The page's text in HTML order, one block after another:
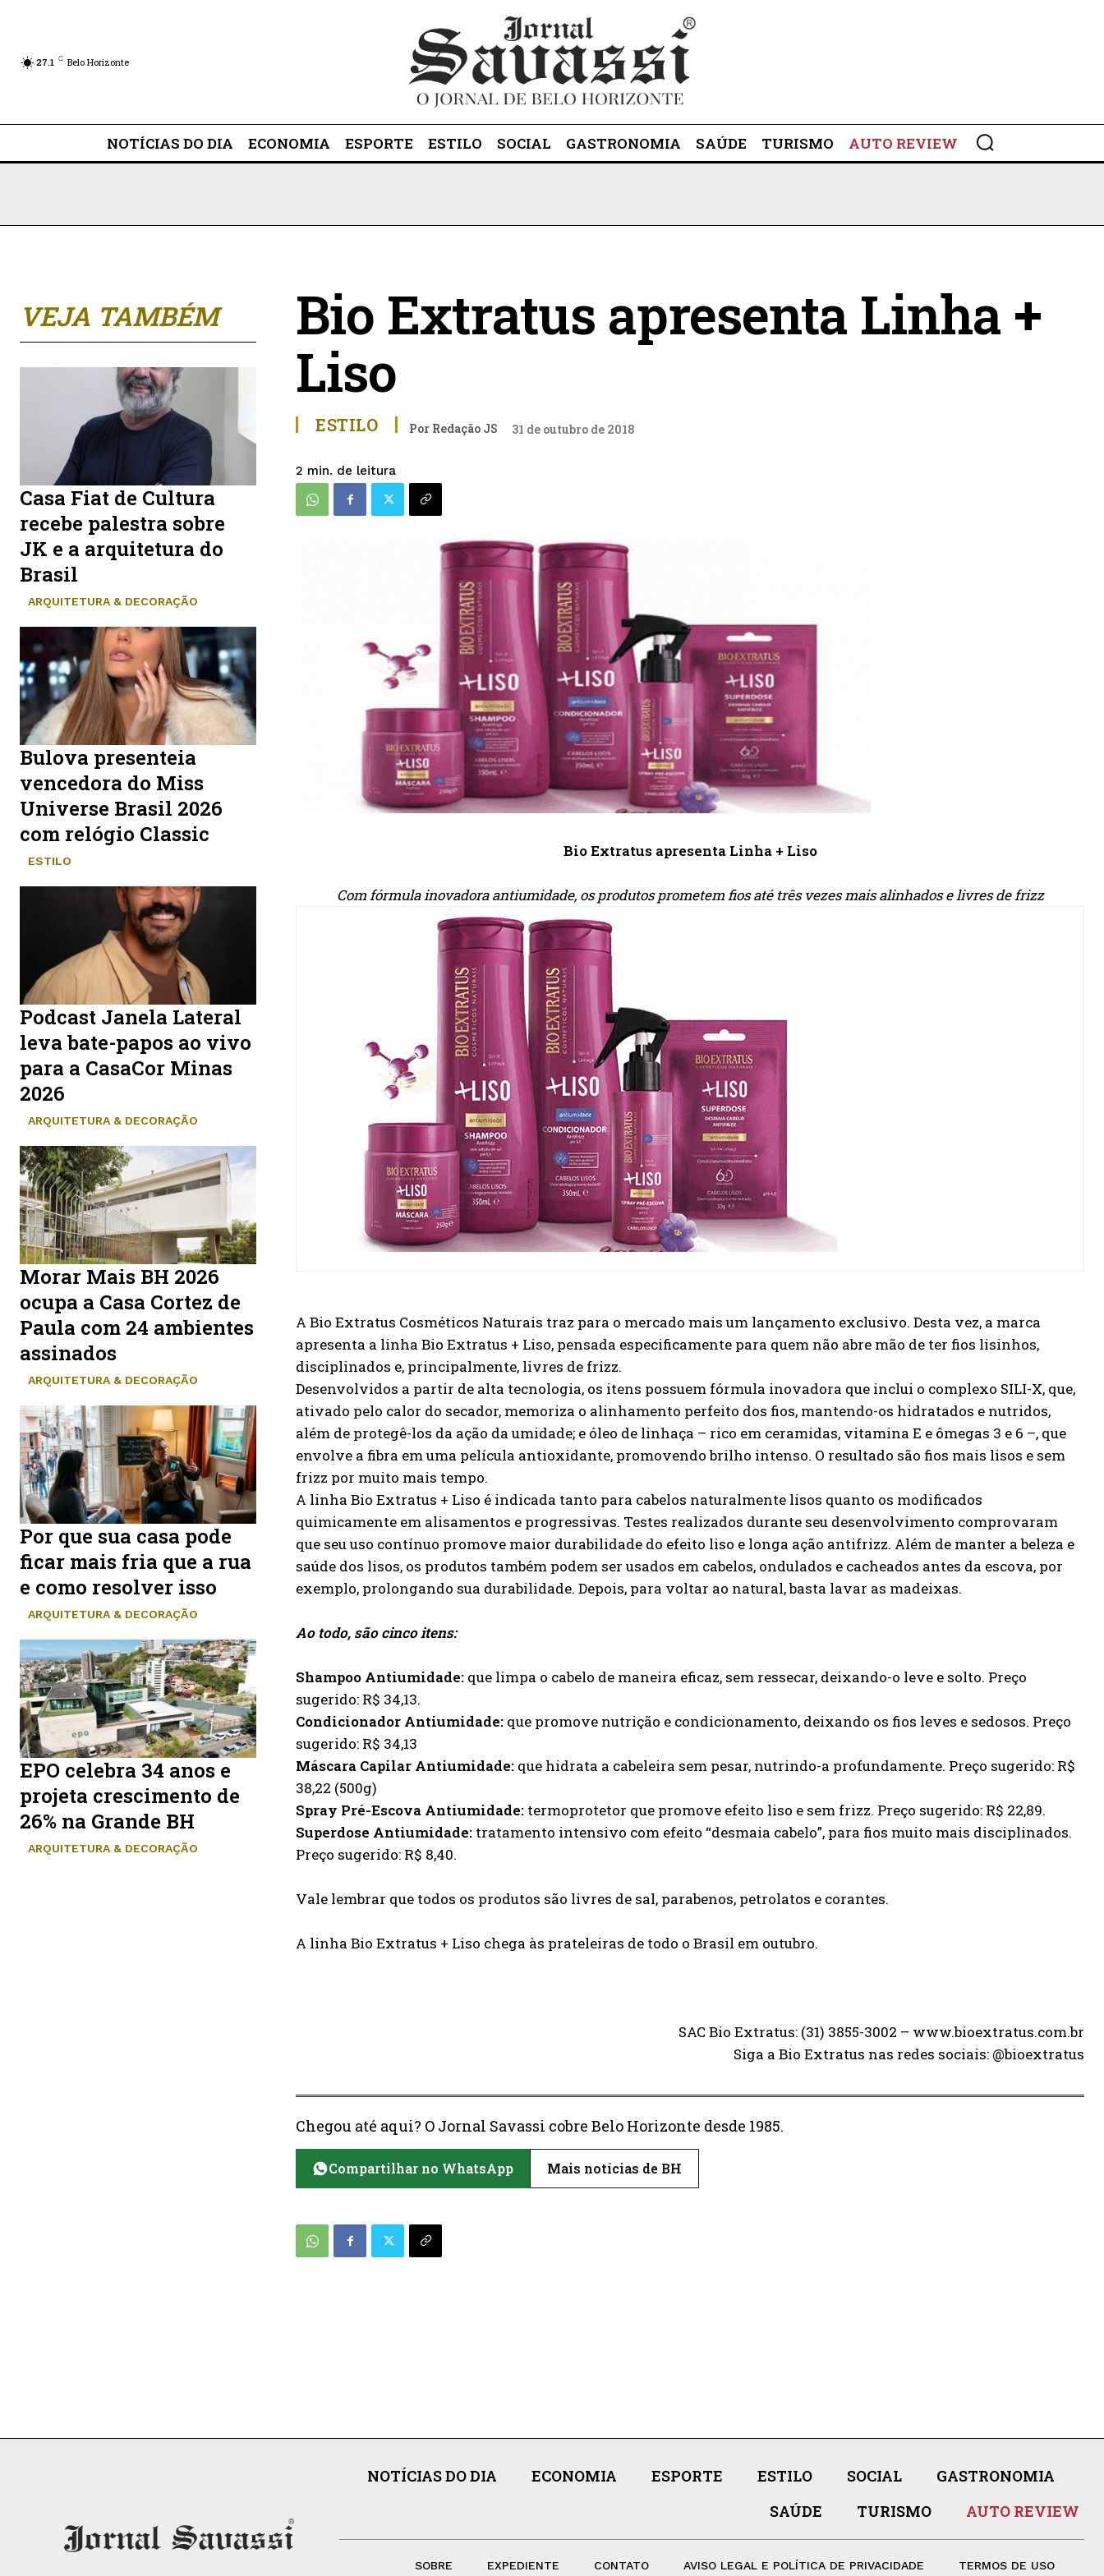
27.1 C Belo Horizonte
NOTÍCIAS DO DIA ECONOMIA ESPORTE ESTILO SOCIAL GASTRONOMIA SAÚDE TURISMO AUTO REVIEW
VEJA TAMBÉM
Casa Fiat de Cultura
recebe palestra sobre
JK e a arquitetura do
Brasil
ARQUITETURA & DECORAÇÃO
Bulova presenteia
vencedora do Miss
Universe Brasil 2026
com relógio Classic
ESTILO
Podcast Janela Lateral
leva bate-papos ao vivo
para a CasaCor Minas
2026
ARQUITETURA & DECORAÇÃO
Morar Mais BH 2026
ocupa a Casa Cortez de
Paula com 24 ambientes
assinados
ARQUITETURA & DECORAÇÃO
Por que sua casa pode
ficar mais fria que a rua
e como resolver isso
ARQUITETURA & DECORAÇÃO
EPO celebra 34 anos e
projeta crescimento de
26% na Grande BH
ARQUITETURA & DECORAÇÃO
Bio Extratus apresenta Linha +
Liso
ESTILO Por Redação JS 31 de outubro de 2018
2 min. de leitura
Bio Extratus apresenta Linha + Liso
Com fórmula inovadora antiumidade, os produtos prometem fios até três vezes mais alinhados e livres de frizz
A Bio Extratus Cosméticos Naturais traz para o mercado mais um lançamento exclusivo. Desta vez, a marca
apresenta a linha Bio Extratus + Liso, pensada especificamente para quem não abre mão de ter fios lisinhos,
disciplinados e, principalmente, livres de frizz.
Desenvolvidos a partir de alta tecnologia, os itens possuem fórmula inovadora que inclui o complexo SILI-X, que,
ativado pelo calor do secador, memoriza o alinhamento perfeito dos fios, mantendo-os hidratados e nutridos,
além de protegê-los da ação da umidade; e óleo de linhaça – rico em ceramidas, vitamina E e ômegas 3 e 6 –, que
envolve a fibra em uma película antioxidante, promovendo brilho intenso. O resultado são fios mais lisos e sem
frizz por muito mais tempo.
A linha Bio Extratus + Liso é indicada tanto para cabelos naturalmente lisos quanto os modificados
quimicamente em alisamentos e progressivas. Testes realizados durante seu desenvolvimento comprovaram
que seu uso contínuo promove maior durabilidade do efeito liso e longa ação antifrizz. Além de manter a beleza e
saúde dos lisos, os produtos também podem ser usados em cabelos, ondulados e cacheados antes da escova, por
exemplo, prolongando sua durabilidade. Depois, para voltar ao natural, basta lavar as madeixas.
Ao todo, são cinco itens:
Shampoo Antiumidade: que limpa o cabelo de maneira eficaz, sem ressecar, deixando-o leve e solto. Preço
sugerido: R$ 34,13.
Condicionador Antiumidade: que promove nutrição e condicionamento, deixando os fios leves e sedosos. Preço
sugerido: R$ 34,13
Máscara Capilar Antiumidade: que hidrata a cabeleira sem pesar, nutrindo-a profundamente. Preço sugerido: R$
38,22 (500g)
Spray Pré-Escova Antiumidade: termoprotetor que promove efeito liso e sem frizz. Preço sugerido: R$ 22,89.
Superdose Antiumidade: tratamento intensivo com efeito “desmaia cabelo”, para fios muito mais disciplinados.
Preço sugerido: R$ 8,40.
Vale lembrar que todos os produtos são livres de sal, parabenos, petrolatos e corantes.
A linha Bio Extratus + Liso chega às prateleiras de todo o Brasil em outubro.
SAC Bio Extratus: (31) 3855-3002 – www.bioextratus.com.br
Siga a Bio Extratus nas redes sociais: @bioextratus
Chegou até aqui? O Jornal Savassi cobre Belo Horizonte desde 1985.
Compartilhar no WhatsApp Mais notícias de BH
NOTÍCIAS DO DIA ECONOMIA ESPORTE ESTILO SOCIAL
GASTRONOMIA
SAÚDE
TURISMO AUTO REVIEW
SOBRE EXPEDIENTE CONTATO AVISO LEGAL E POLÍTICA DE PRIVACIDADE TERMOS DE USO